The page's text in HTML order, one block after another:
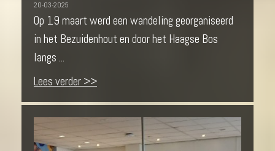
20-03-2025
Op 19 maart werd een wandeling georganiseerd
in het Bezuidenhout en door het Haagse Bos
langs ...
Lees verder >>